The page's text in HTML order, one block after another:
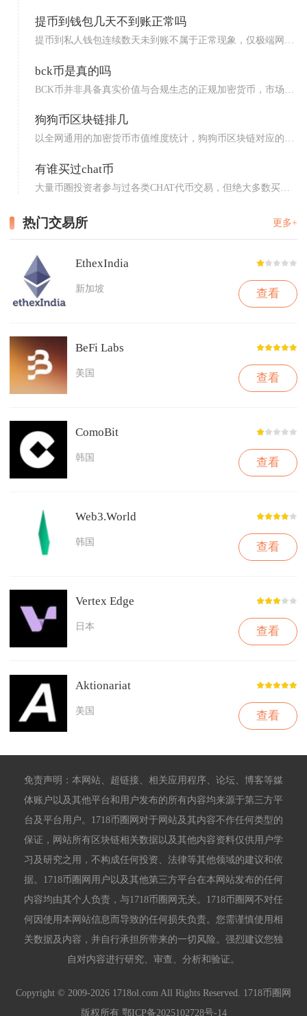
提币到钱包几天不到账正常吗
提币到私人钱包连续数天未到账不属于正常现象，仅极端网络
bck币是真的吗
BCK币并非具备真实价值与合规生态的正规加密货币，市场上
狗狗币区块链排几
以全网通用的加密货币市值维度统计，狗狗币区块链对应的
有谁买过chat币
大量币圈投资者参与过各类CHAT代币交易，但绝大多数买入
热门交易所 更多+
EthexIndia
新加坡 查看
BeFi Labs
美国 查看
ComoBit
韩国 查看
Web3.World
韩国 查看
Vertex Edge
日本 查看
Aktionariat
美国 查看
免责声明：本网站、超链接、相关应用程序、论坛、博客等媒
体账户以及其他平台和用户发布的所有内容均来源于第三方平
台及平台用户。1718币圈网对于网站及其内容不作任何类型的
保证，网站所有区块链相关数据以及其他内容资料仅供用户学
习及研究之用，不构成任何投资、法律等其他领域的建议和依
据。1718币圈网用户以及其他第三方平台在本网站发布的任何
内容均由其个人负责，与1718币圈网无关。1718币圈网不对任
何因使用本网站信息而导致的任何损失负责。您需谨慎使用相
关数据及内容，并自行承担所带来的一切风险。强烈建议您独
自对内容进行研究、审查、分析和验证。
Copyright © 2009-2026 1718ol.com All Rights Reserved. 1718币圈网
版权所有 鄂ICP备2025102728号-14